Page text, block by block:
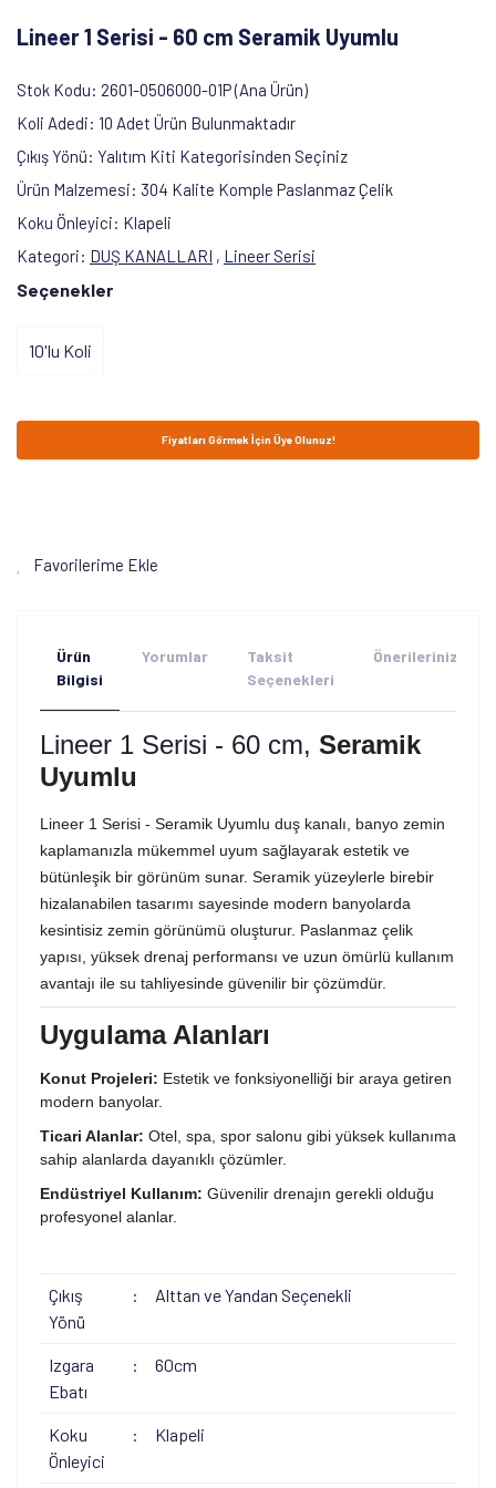
Lineer 1 Serisi - 60 cm Seramik Uyumlu
Stok Kodu
2601-0506000-01P (Ana Ürün)
Koli Adedi
10 Adet Ürün Bulunmaktadır
Çıkış Yönü Yalıtım Kiti Kategorisinden Seçiniz
Ürün Malzemesi
304 Kalite Komple Paslanmaz Çelik
Koku Önleyici
Klapeli
Kategori
DUŞ KANALLARI , Lineer Serisi
Seçenekler
10'lu Koli
Fiyatları Görmek İçin Üye Olunuz!
Favorilerime Ekle
Ürün
Bilgisi
Yorumlar
Taksit
Seçenekleri
Önerileriniz
Lineer 1 Serisi - 60 cm, Seramik
Uyumlu
Lineer 1 Serisi - Seramik Uyumlu duş kanalı, banyo zemin
kaplamanızla mükemmel uyum sağlayarak estetik ve
bütünleşik bir görünüm sunar. Seramik yüzeylerle birebir
hizalanabilen tasarımı sayesinde modern banyolarda
kesintisiz zemin görünümü oluşturur. Paslanmaz çelik
yapısı, yüksek drenaj performansı ve uzun ömürlü kullanım
avantajı ile su tahliyesinde güvenilir bir çözümdür.
Uygulama Alanları
Konut Projeleri: Estetik ve fonksiyonelliği bir araya getiren
modern banyolar.
Ticari Alanlar: Otel, spa, spor salonu gibi yüksek kullanıma
sahip alanlarda dayanıklı çözümler.
Endüstriyel Kullanım: Güvenilir drenajın gerekli olduğu
profesyonel alanlar.
Çıkış
Yönü
: Alttan ve Yandan Seçenekli
Izgara
Ebatı
: 60cm
Koku
Önleyici
: Klapeli